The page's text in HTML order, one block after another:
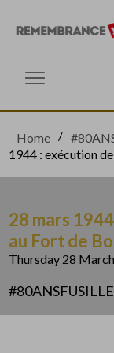
Go directly
Go directly
Open menu
Home
1944 : exécution
28 mars
au Fort de
Thursday 28